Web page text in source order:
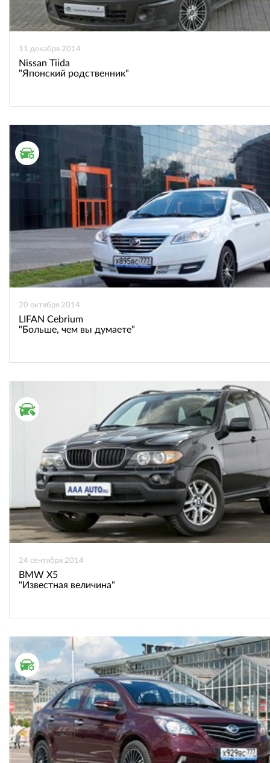
11 декабря 2014
Nissan Tiida
"Японский родственник"
20 октября 2014
LIFAN Cebrium
"Больше, чем вы думаете"
ВТОРИЧНЫЙ РЫНОК
24 сентября 2014
BMW X5
"Известная величина"
ТЕСТ ДРАЙВ